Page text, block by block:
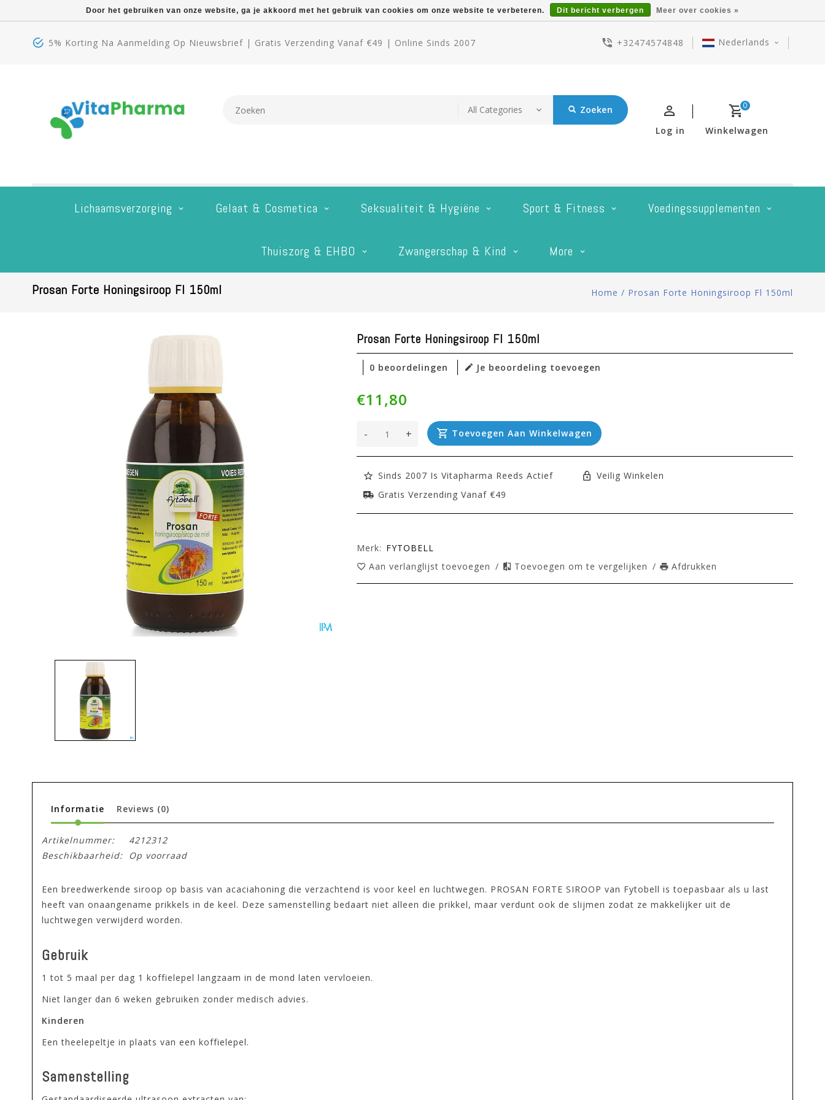
5% Korting Na Aanmelding Op Nieuwsbrief | Gratis Verzending Vanaf €49 | Online Sinds 2007 +32474574848 Nederlands
Zoeken 0
Winkelwagen
Log in
Lichaamsverzorging Gelaat & Cosmetica Seksualiteit & Hygiëne Sport & Fitness Voedingssupplementen
Thuiszorg & EHBO Zwangerschap & Kind More
Prosan Forte Honingsiroop Fl 150ml Home / Prosan Forte Honingsiroop Fl 150ml
Prosan Forte Honingsiroop Fl 150ml
0 beoordelingen Je beoordeling toevoegen
€11,80
+
- Toevoegen Aan Winkelwagen
Sinds 2007 Is Vitapharma Reeds Actief
Veilig Winkelen
Gratis Verzending Vanaf €49
Merk: FYTOBELL
Aan verlanglijst toevoegen / Toevoegen om te vergelijken / Afdrukken
Informatie Reviews (0)
Artikelnummer:
4212312
Beschikbaarheid:
Op voorraad
Een breedwerkende siroop op basis van acaciahoning die verzachtend is voor keel en luchtwegen. PROSAN FORTE SIROOP van Fytobell is toepasbaar als u last
heeft van onaangename prikkels in de keel. Deze samenstelling bedaart niet alleen die prikkel, maar verdunt ook de slijmen zodat ze makkelijker uit de
luchtwegen verwijderd worden.
Gebruik
1 tot 5 maal per dag 1 koffielepel langzaam in de mond laten vervloeien.
Niet langer dan 6 weken gebruiken zonder medisch advies.
Kinderen
Een theelepeltje in plaats van een koffielepel.
Samenstelling
Door het gebruiken van onze website, ga je akkoord met het gebruik van cookies om onze website te verbeteren. Dit bericht verbergen Meer over cookies »